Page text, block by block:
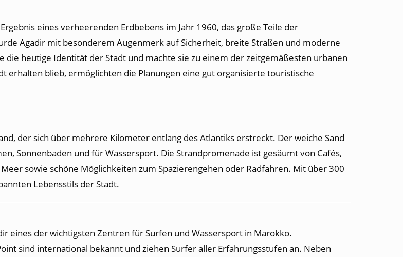
eines verheerenden Erdbebens im Jahr 1960, das große Teile der
Agadir mit besonderem Augenmerk auf Sicherheit, breite Straßen und moderne
heutige Identität der Stadt und machte sie zu einem der zeitgemäßesten urbanen
erhalten blieb, ermöglichten die Planungen eine gut organisierte touristische
der sich über mehrere Kilometer entlang des Atlantiks erstreckt. Der weiche Sand
Sonnenbaden und für Wassersport. Die Strandpromenade ist gesäumt von Cafés,
sowie schöne Möglichkeiten zum Spazierengehen oder Radfahren. Mit über 300
Lebensstils der Stadt.
eines der wichtigsten Zentren für Surfen und Wassersport in Marokko.
sind international bekannt und ziehen Surfer aller Erfahrungsstufen an. Neben